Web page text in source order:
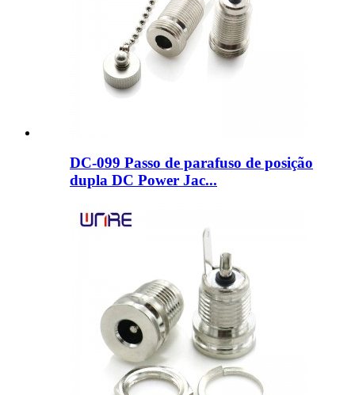
DC-099 Passo de parafuso de posição
dupla DC Power Jac...